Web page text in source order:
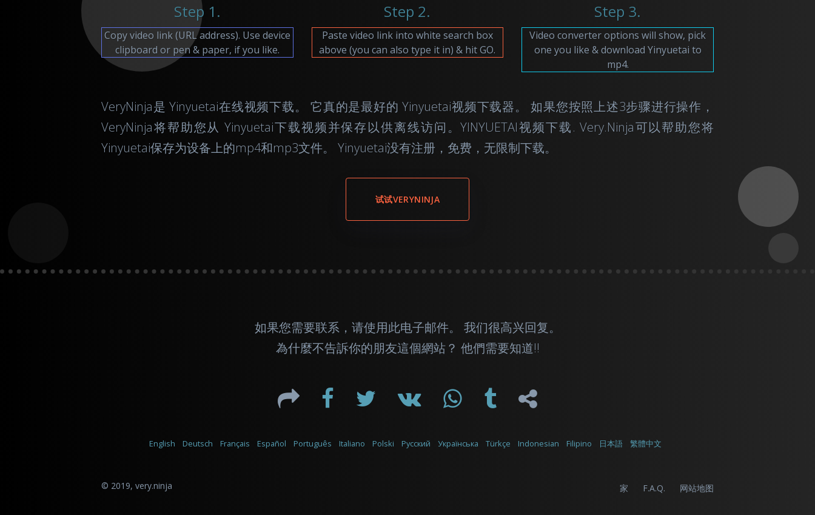
Step 1.
Copy video link (URL address). Use device
clipboard or pen & paper, if you like.
Step 2.
Paste video link into white search box
above (you can also type it in) & hit GO.
Step 3.
Video converter options will show, pick
one you like & download Yinyuetai to
mp4.
VeryNinja是 Yinyuetai在线视频下载。 它真的是最好的 Yinyuetai视频下载器。 如果您按照上述3步骤进行操作，
VeryNinja将帮助您从 Yinyuetai下载视频并保存以供离线访问。YINYUETAI视频下载. Very.Ninja可以帮助您将
Yinyuetai保存为设备上的mp4和mp3文件。 Yinyuetai没有注册，免费，无限制下载。
试试VERYNINJA
如果您需要联系，请使用此电子邮件。 我们很高兴回复。
為什麼不告訴你的朋友這個網站？ 他們需要知道!!
English Deutsch Français Español Português Italiano Polski Русский Українська Türkçe Indonesian Filipino 日本語 繁體中文
© 2019, very.ninja 家 F.A.Q. 网站地图